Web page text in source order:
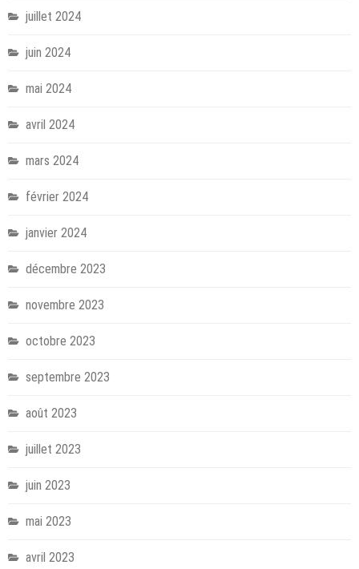
juillet 2024
juin 2024
mai 2024
avril 2024
mars 2024
février 2024
janvier 2024
décembre 2023
novembre 2023
octobre 2023
septembre 2023
août 2023
juillet 2023
juin 2023
mai 2023
avril 2023